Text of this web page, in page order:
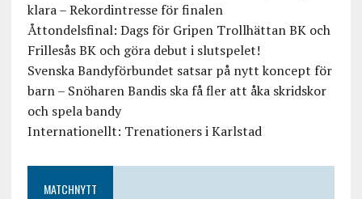
klara – Rekordintresse för finalen
Åttondelsfinal: Dags för Gripen Trollhättan BK och
Frillesås BK och göra debut i slutspelet!
Svenska Bandyförbundet satsar på nytt koncept för
barn – Snöharen Bandis ska få fler att åka skridskor
och spela bandy
Internationellt: Trenationers i Karlstad
MATCHNYTT